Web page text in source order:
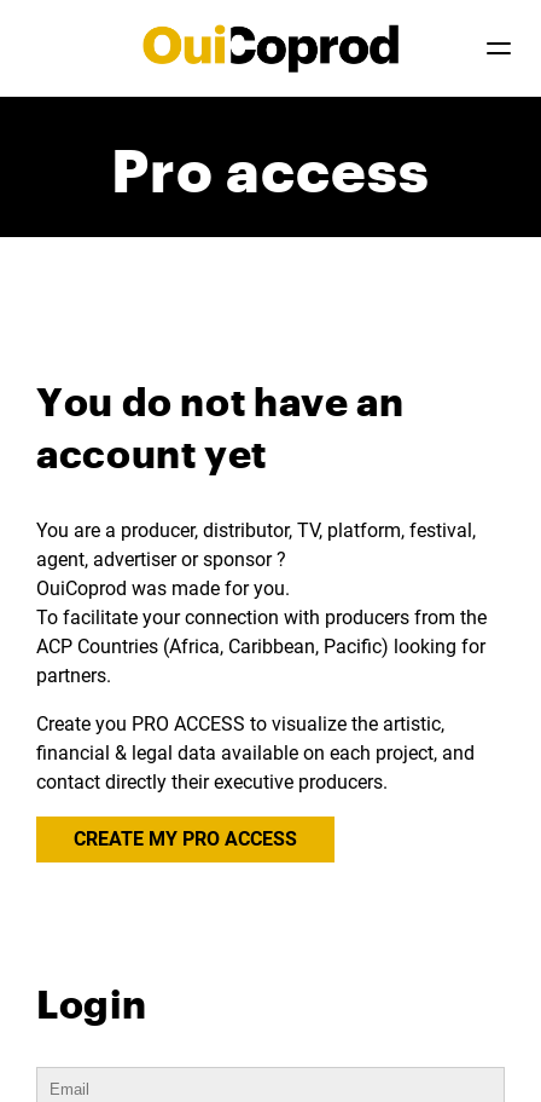
Pro access
You do not have an
account yet
You are a producer, distributor, TV, platform, festival,
agent, advertiser or sponsor ?
OuiCoprod was made for you.
To facilitate your connection with producers from the
ACP Countries (Africa, Caribbean, Pacific) looking for
partners.
Create you PRO ACCESS to visualize the artistic,
financial & legal data available on each project, and
contact directly their executive producers.
CREATE MY PRO ACCESS
Login